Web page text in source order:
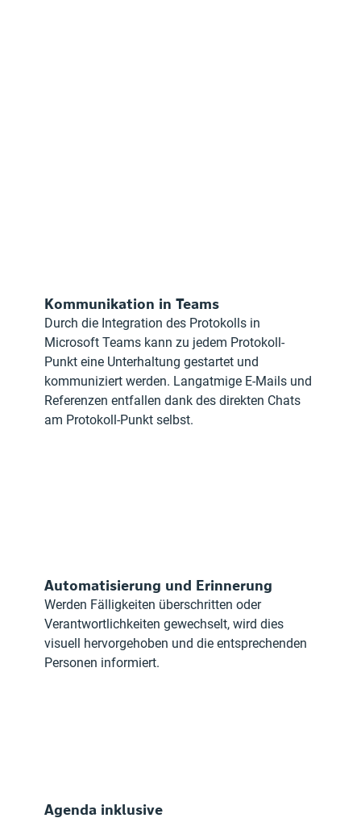
Kommunikation in Teams
Durch die Integration des Protokolls in
Microsoft Teams kann zu jedem Protokoll-
Punkt eine Unterhaltung gestartet und
kommuniziert werden. Langatmige E-Mails und
Referenzen entfallen dank des direkten Chats
am Protokoll-Punkt selbst.
Automatisierung und Erinnerung
Werden Fälligkeiten überschritten oder
Verantwortlichkeiten gewechselt, wird dies
visuell hervorgehoben und die entsprechenden
Personen informiert.
Agenda inklusive